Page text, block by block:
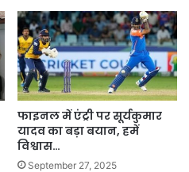
फाइनल में एंट्री पर सूर्यकुमार
यादव का बड़ा बयान, हमें
विश्वास…
September 27, 2025